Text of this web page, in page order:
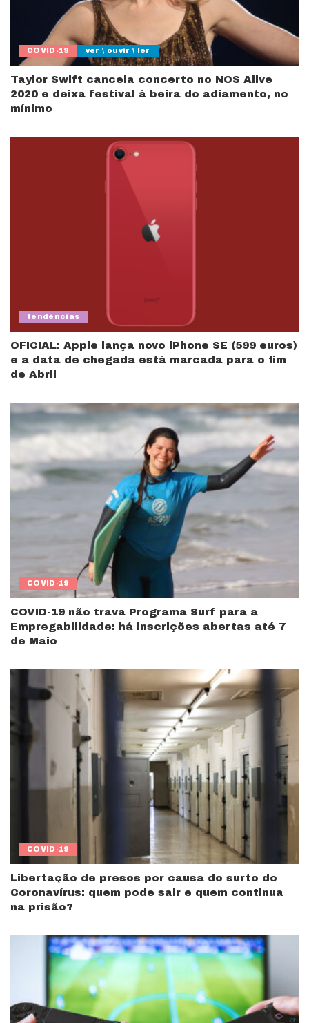
COVID-19 ver \ ouvir \ ler
Taylor Swift cancela concerto no NOS Alive
2020 e deixa festival à beira do adiamento, no
mínimo
tendências
OFICIAL: Apple lança novo iPhone SE (599 euros)
e a data de chegada está marcada para o fim
de Abril
COVID-19
COVID-19 não trava Programa Surf para a
Empregabilidade: há inscrições abertas até 7
de Maio
COVID-19
Libertação de presos por causa do surto do
Coronavírus: quem pode sair e quem continua
na prisão?